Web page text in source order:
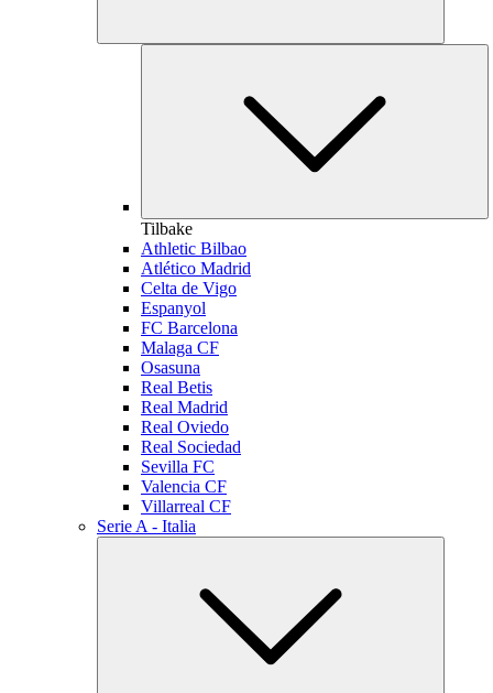
Tilbake
Athletic Bilbao
Atlético Madrid
Celta de Vigo
Espanyol
FC Barcelona
Malaga CF
Osasuna
Real Betis
Real Madrid
Real Oviedo
Real Sociedad
Sevilla FC
Valencia CF
Villarreal CF
Serie A - Italia